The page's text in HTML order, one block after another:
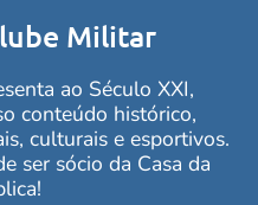
Militar
ao Século XXI,
conteúdo histórico,
culturais e esportivos.
ser sócio da Casa da